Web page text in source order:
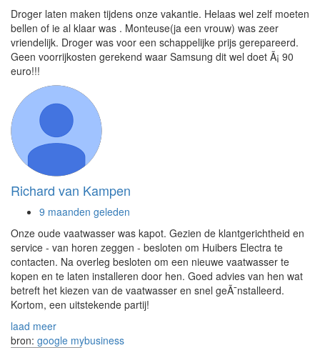
Droger laten maken tijdens onze vakantie. Helaas wel zelf moeten
bellen of ie al klaar was . Monteuse(ja een vrouw) was zeer
vriendelijk. Droger was voor een schappelijke prijs gerepareerd.
Geen voorrijkosten gerekend waar Samsung dit wel doet Ã¡ 90
euro!!!
Richard van Kampen
9 maanden geleden
Onze oude vaatwasser was kapot. Gezien de klantgerichtheid en
service - van horen zeggen - besloten om Huibers Electra te
contacten. Na overleg besloten om een nieuwe vaatwasser te
kopen en te laten installeren door hen. Goed advies van hen wat
betreft het kiezen van de vaatwasser en snel geÃ¯nstalleerd.
Kortom, een uitstekende partij!
laad meer
bron: google mybusiness